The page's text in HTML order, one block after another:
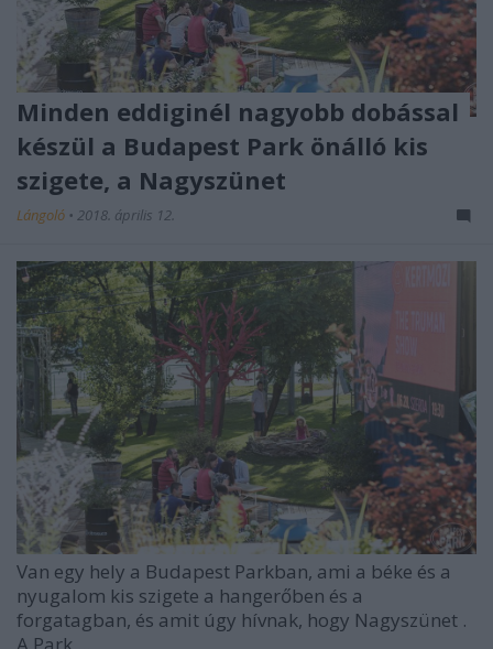
Minden eddiginél nagyobb dobással
készül a Budapest Park önálló kis
szigete, a Nagyszünet
Lángoló • 2018. április 12.
Van egy hely a Budapest Parkban, ami a béke és a
nyugalom kis szigete a hangerőben és a
forgatagban, és amit úgy hívnak, hogy Nagyszünet .